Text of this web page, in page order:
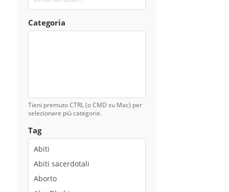
Categoria
Tieni premuto CTRL (o CMD su Mac) per
selezionare più categorie.
Tag